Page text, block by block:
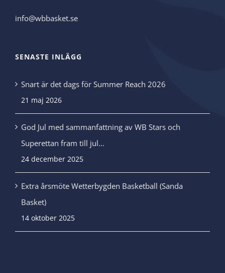
info@wbbasket.se
SENASTE INLÄGG
Snart är det dags för Summer Reach 2026
21 maj 2026
God Jul med sammanfattning av WB Stars och
Superettan fram till jul…
24 december 2025
Extra årsmöte Wetterbygden Basketball (Sanda
Basket)
14 oktober 2025